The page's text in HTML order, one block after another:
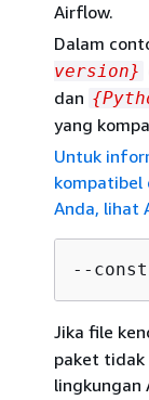
Airflow.
Dalam
version}
dan {
yang
Untuk
kompatibel
Anda, lihat
--
Jika file
paket tidak
lingkungan